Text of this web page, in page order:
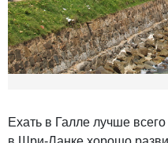
Ехать в Галле лучше